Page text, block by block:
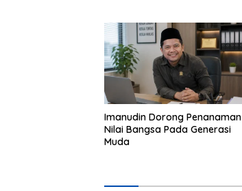
Imanudin Dorong Penanaman
Nilai Bangsa Pada Generasi
Muda